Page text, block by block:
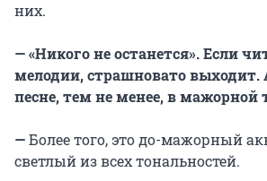
них.
— «Никого не останется». Если
мелодии, страшновато выходит.
песне, тем не менее, в мажорной
—Более того, это до-мажорный
светлый из всех тональностей.